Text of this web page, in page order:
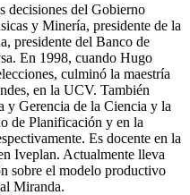
decisiones del Gobierno
y Minería, presidente de la
presidente del Banco de
En 1998, cuando Hugo
culminó la maestría
en la UCV. También
y Gerencia de la Ciencia y la
de Planificación y en la
Es docente en la
Iveplan. Actualmente lleva
sobre el modelo productivo
Miranda.